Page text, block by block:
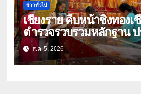
ข่าวทั่วไป
เชียงราย คืบหน้าชิงทองเชียงของ
ตำรวจรวบรวมหลักฐาน
สปป.ลาว ติดตามจับกุม
ส.ค. 5, 2026